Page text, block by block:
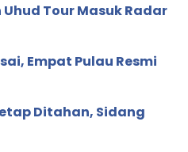
Tour Masuk Radar
Empat Pulau Resmi
Ditahan, Sidang